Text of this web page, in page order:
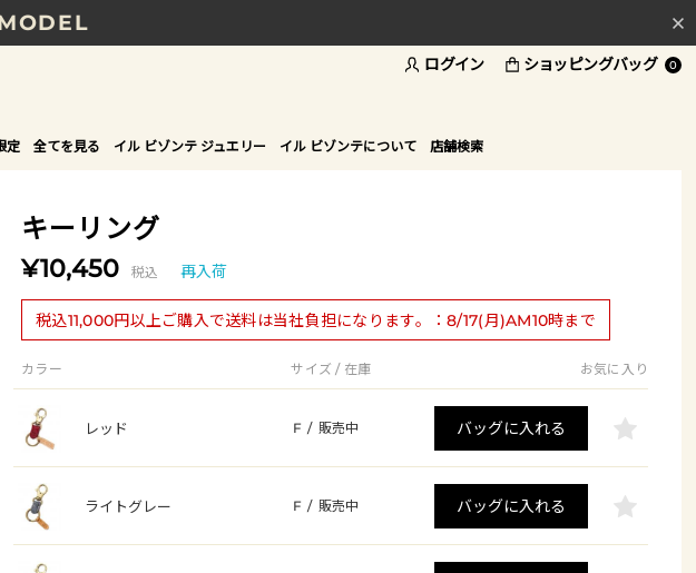
円以上で送料無料
しいギフトガイド
ログイン ショッピングバッグ 0
定 全てを見る イル ビゾンテ ジュエリー イル ビゾンテについて 店舗検索
キーリング
¥10,450 税込 再入荷
税込11,000円以上ご購入で送料は当社負担になります。：8/17(月)AM10時まで
カラー サイズ / 在庫 お気に入り
レッド F / 販売中 バッグに入れる
ライトグレー F / 販売中 バッグに入れる